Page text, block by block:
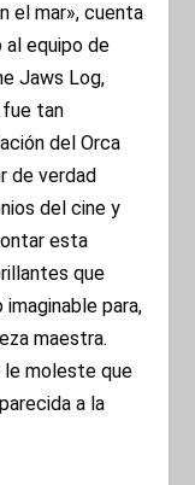
el mar», cuenta
al equipo de
Jaws Log,
fue tan
del Orca
de verdad
del cine y
esta
que
para,
maestra.
le moleste que
a la